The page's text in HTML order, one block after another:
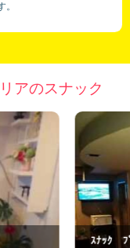
アのスナック